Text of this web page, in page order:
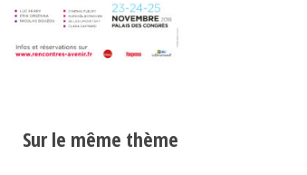
Sur le même thème